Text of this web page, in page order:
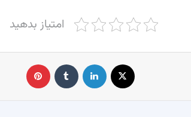
امتیاز بدهید
لینکدین ‫تامبلر